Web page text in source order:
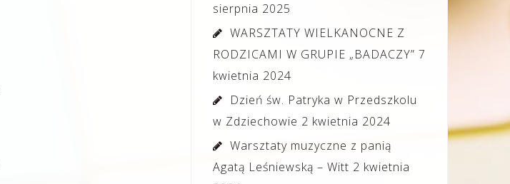
sierpnia 2025
WARSZTATY WIELKANOCNE Z
RODZICAMI W GRUPIE „BADACZY” 7
kwietnia 2024
Dzień św. Patryka w Przedszkolu
w Zdziechowie 2 kwietnia 2024
Warsztaty muzyczne z panią
Agatą Leśniewską – Witt 2 kwietnia